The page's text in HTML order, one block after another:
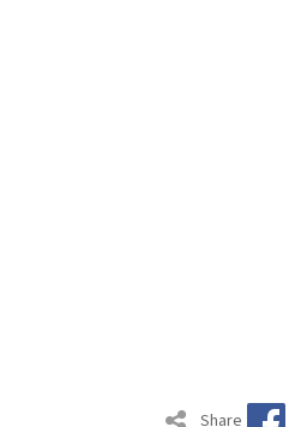
Share